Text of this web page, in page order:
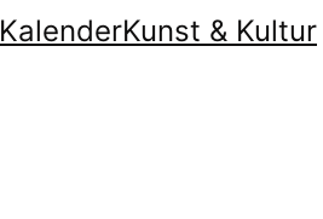
KalenderKunst & Kultur